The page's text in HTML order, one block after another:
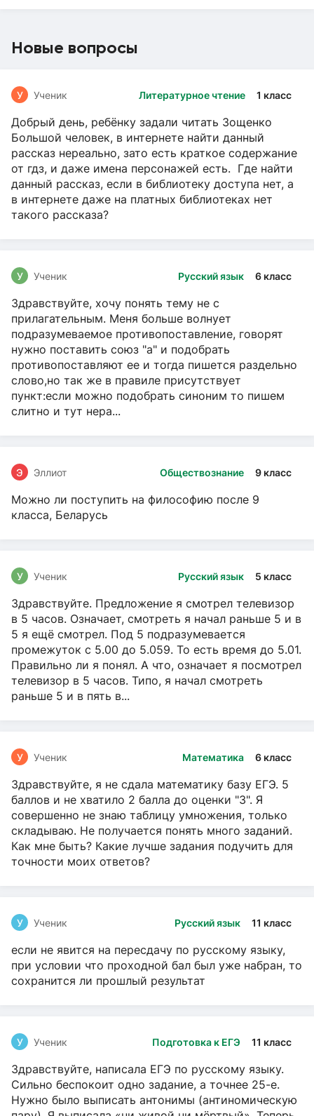
Новые вопросы
Литературное чтение 1 класс
У Ученик
Добрый день, ребёнку задали читать Зощенко
Большой человек, в интернете найти данный
рассказ нереально, зато есть краткое содержание
от гдз, и даже имена персонажей есть. Где найти
данный рассказ, если в библиотеку доступа нет, а
в интернете даже на платных библиотеках нет
такого рассказа?
Русский язык 6 класс
У Ученик
Здравствуйте, хочу понять тему не с
прилагательным. Меня больше волнует
подразумеваемое противопоставление, говорят
нужно поставить союз "а" и подобрать
противопоставляют ее и тогда пишется раздельно
слово,но так же в правиле присутствует
пункт:если можно подобрать синоним то пишем
слитно и тут нера...
Обществознание 9 класс
Э Эллиот
Можно ли поступить на философию после 9
класса, Беларусь
Русский язык 5 класс
У Ученик
Здравствуйте. Предложение я смотрел телевизор
в 5 часов. Означает, смотреть я начал раньше 5 и в
5 я ещё смотрел. Под 5 подразумевается
промежуток с 5.00 до 5.059. То есть время до 5.01.
Правильно ли я понял. А что, означает я посмотрел
телевизор в 5 часов. Типо, я начал смотреть
раньше 5 и в пять в...
Математика 6 класс
У Ученик
Здравствуйте, я не сдала математику базу ЕГЭ. 5
баллов и не хватило 2 балла до оценки "3". Я
совершенно не знаю таблицу умножения, только
складываю. Не получается понять много заданий.
Как мне быть? Какие лучше задания подучить для
точности моих ответов?
Русский язык 11 класс
У Ученик
если не явится на пересдачу по русскому языку,
при условии что проходной бал был уже набран, то
сохранится ли прошлый результат
Подготовка к ЕГЭ 11 класс
У Ученик
Здравствуйте, написала ЕГЭ по русскому языку.
Сильно беспокоит одно задание, а точнее 25-е.
Нужно было выписать антонимы (антиномическую